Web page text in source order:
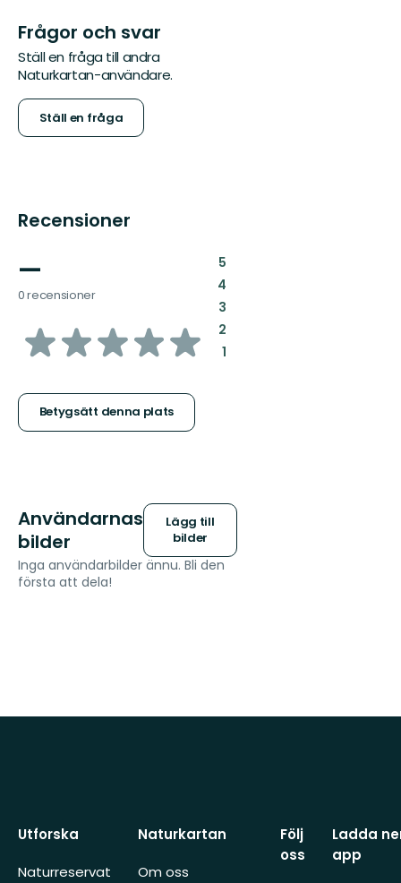
Frågor och svar
Ställ en fråga till andra
Naturkartan-användare.
Ställ en fråga
Recensioner
—
0 recensioner
av
stjärnor
Betygsätt denna plats
5:
4:
3:
2:
1:
Användarnas
bilder
Lägg till
bilder
Inga användarbilder ännu. Bli den
första att dela!
Utforska
Naturreservat
Naturkartan
Om oss
Följ
oss
Ladda
app